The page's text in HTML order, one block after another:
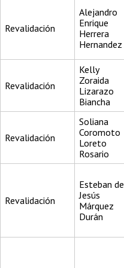
Revalidación
Alejandro
Enrique
Herrera
Hernandez
Revalidación
Kelly
Zoraida
Lizarazo
Biancha
Revalidación
Soliana
Coromoto
Loreto
Rosario
Revalidación
Esteban de
Jesús
Márquez
Durán